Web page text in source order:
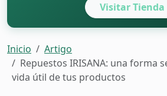
Visitar Tienda
Inicio
Artigo
Repuestos IRISANA: una forma
vida útil de tus productos